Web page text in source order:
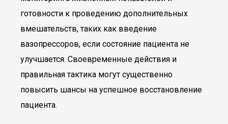
готовности к проведению дополнительных
вмешательств, таких как введение
вазопрессоров, если состояние пациента не
улучшается. Своевременные действия и
правильная тактика могут существенно
повысить шансы на успешное восстановление
пациента.